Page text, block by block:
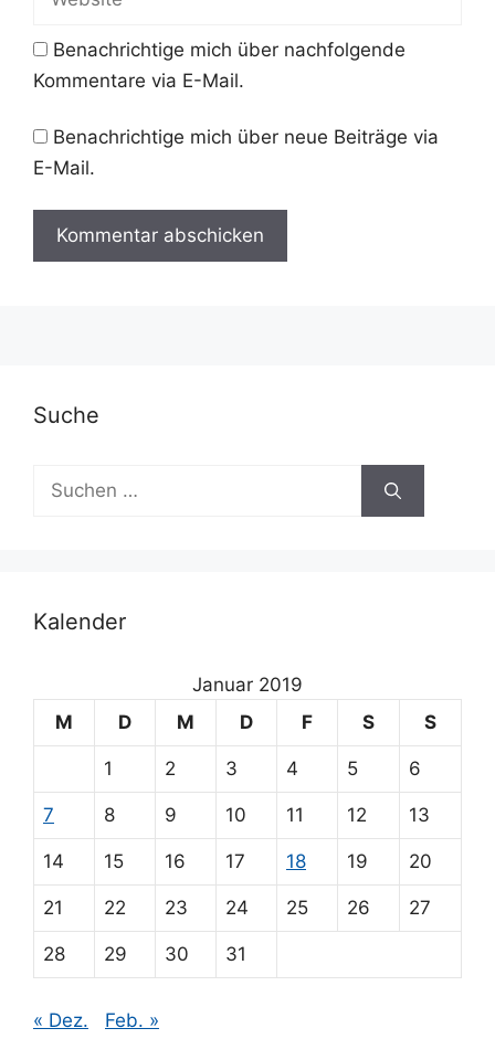
Benachrichtige mich über nachfolgende
Kommentare via E-Mail.
Benachrichtige mich über neue Beiträge via
E-Mail.
n
Suche
Suchen
nach:
Kalender
Januar 2019
M
D M D F S S
1 2 3 4 5 6
7 8 9 10 11 12 13
14 15 16 17 18 19 20
21 22 23 24 25 26 27
28 29 30 31
« Dez. Feb. »